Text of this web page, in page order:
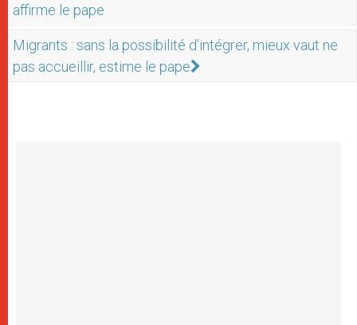
affirme le pape
Migrants : sans la possibilité d’intégrer, mieux vaut ne
pas accueillir, estime le pape